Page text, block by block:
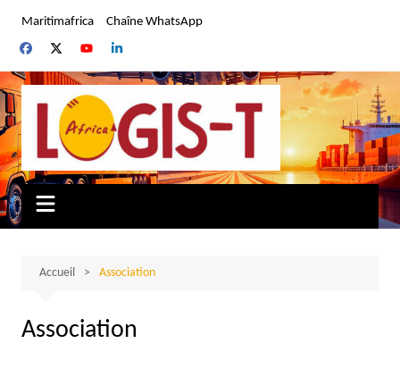
contenu
Maritimafrica Chaîne WhatsApp
Accueil Association
Association